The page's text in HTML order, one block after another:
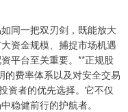
同一把双刃剑，既能放大
资金规模、捕捉市场机遇
平台至关重要。**正规股
的费率体系以及对安全交易
资者的优先选择。它不仅
稳健前行的护航者。